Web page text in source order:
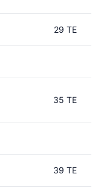
29 TE
35 TE
39 TE